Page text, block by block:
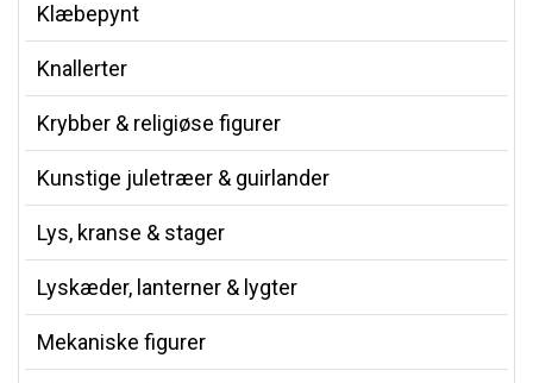
Klæbepynt
Knallerter
Krybber & religiøse figurer
Kunstige juletræer & guirlander
Lys, kranse & stager
Lyskæder, lanterner & lygter
Mekaniske figurer